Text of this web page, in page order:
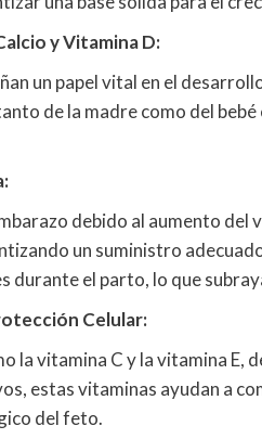
y Vitamina D:
un papel vital en el
de la madre como del
debido al aumento
un suministro
el parto, lo que
Celular:
la vitamina C y la vitamina E,
estas vitaminas ayudan a
del feto.